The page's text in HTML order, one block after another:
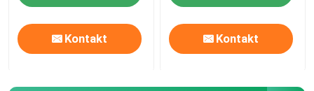
Kontakt Kontakt